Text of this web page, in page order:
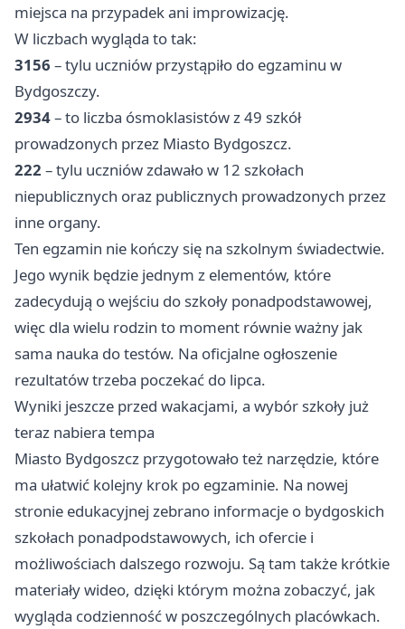
miejsca na przypadek ani improwizację.
W liczbach wygląda to tak:
3156 – tylu uczniów przystąpiło do egzaminu w
Bydgoszczy.
2934– to liczba ósmoklasistów z 49 szkół
prowadzonych przez Miasto Bydgoszcz.
222 – tylu uczniów zdawało w 12 szkołach
niepublicznych oraz publicznych prowadzonych przez
inne organy.
Ten egzamin nie kończy się na szkolnym świadectwie.
Jego wynik będzie jednym z elementów, które
zadecydują o wejściu do szkoły ponadpodstawowej,
więc dla wielu rodzin to moment równie ważny jak
sama nauka do testów. Na oficjalne ogłoszenie
rezultatów trzeba poczekać do lipca.
Wyniki jeszcze przed wakacjami, a wybór szkoły już
teraz nabiera tempa
Miasto Bydgoszcz przygotowało też narzędzie, które
ma ułatwić kolejny krok po egzaminie. Na nowej
stronie edukacyjnej zebrano informacje o bydgoskich
szkołach ponadpodstawowych, ich ofercie i
możliwościach dalszego rozwoju. Są tam także krótkie
materiały wideo, dzięki którym można zobaczyć, jak
wygląda codzienność w poszczególnych placówkach.